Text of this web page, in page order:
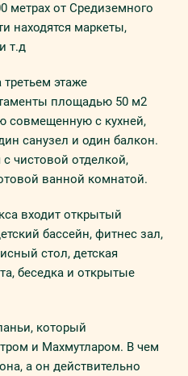
метрах от Средиземного
находятся маркеты,
т.д
этаже
площадью 50 м2
совмещенную с кухней,
санузел и один балкон.
с чистовой отделкой,
ванной комнатой.
входит открытый
бассейн, фитнес зал,
стол, детская
беседка и открытые
который
и Махмутларом. В чем
а он действительно